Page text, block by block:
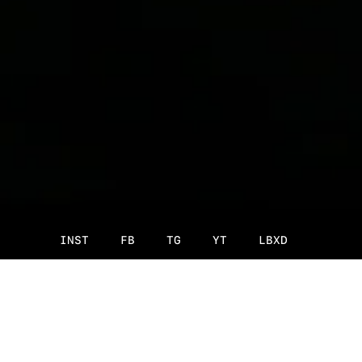
INST FB TG YT LBXD